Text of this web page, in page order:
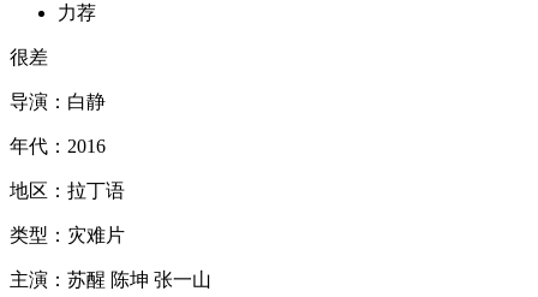
力荐
很差
导演： 白静
年代： 2016
地区： 拉丁语
类型： 灾难片
主演： 苏醒 陈坤 张一山